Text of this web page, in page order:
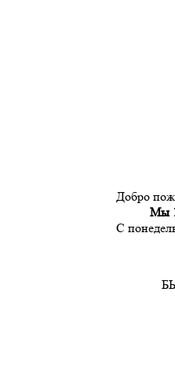
Добро
Мы
С